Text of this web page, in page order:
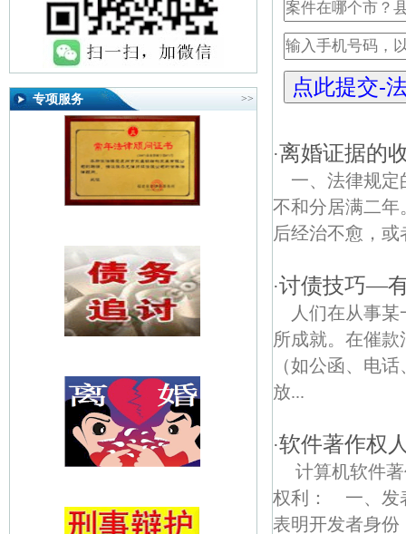
专项服务 >>
·离婚证据的
一、法律规
不和分居满二
后经治不愈，或
·讨债技巧—
人们在从事
所成就。在催
（如公函、电
放...
·软件著作权
计算机软件
权利： 一、发
表明开发者身份